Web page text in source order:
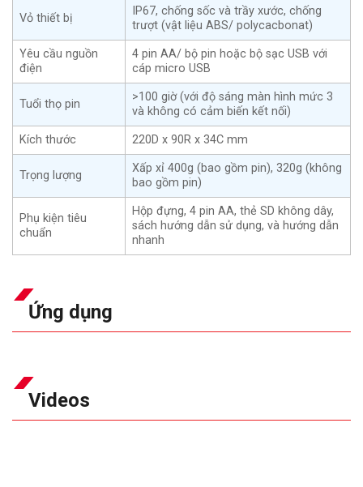
Vỏ thiết bị
IP67, chống sốc và trầy xước, chống
trượt (vật liệu ABS/ polycacbonat)
Yêu cầu nguồn
điện
4 pin AA/ bộ pin hoặc bộ sạc USB với
cáp micro USB
Tuổi thọ pin
>100 giờ (với độ sáng màn hình mức 3
và không có cảm biến kết nối)
Kích thước 220D x 90R x 34C mm
Trọng lượng
Xấp xỉ 400g (bao gồm pin), 320g (không
bao gồm pin)
Phụ kiện tiêu
chuẩn
Hộp đựng, 4 pin AA, thẻ SD không dây,
sách hướng dẫn sử dụng, và hướng dẫn
nhanh
Ứng dụng
Videos